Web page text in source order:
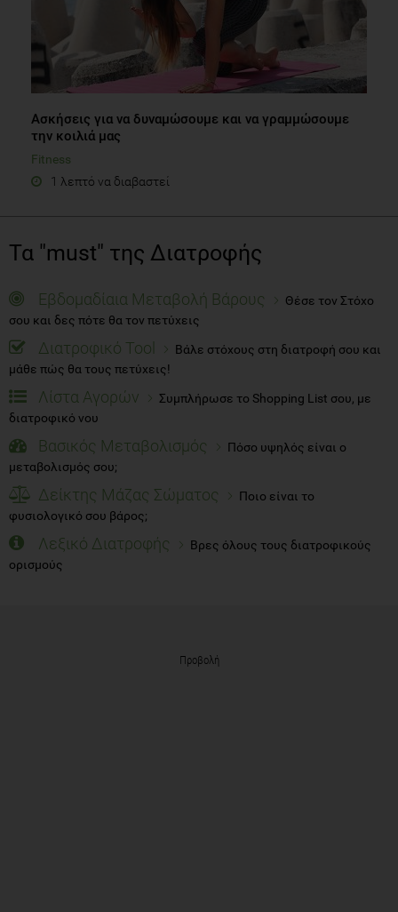
Ασκήσεις για να δυναμώσουμε και να γραμμώσουμε
την κοιλιά μας
Fitness
1 λεπτό να διαβαστεί
Τα "must" της Διατροφής
Εβδομαδίαια Μεταβολή Βάρους
Θέσε τον Στόχο
σου και δες πότε θα τον πετύχεις
Διατροφικό Tool
Βάλε στόχους στη διατροφή σου και
μάθε πώς θα τους πετύχεις!
Λίστα Αγορών
Συμπλήρωσε το Shopping List σου, με
διατροφικό νου
Βασικός Μεταβολισμός
Πόσο υψηλός είναι ο
μεταβολισμός σου;
Δείκτης Μάζας Σώματος
Ποιο είναι το
φυσιολογικό σου βάρος;
Λεξικό Διατροφής
Βρες όλους τους διατροφικούς
ορισμούς
Προβολή